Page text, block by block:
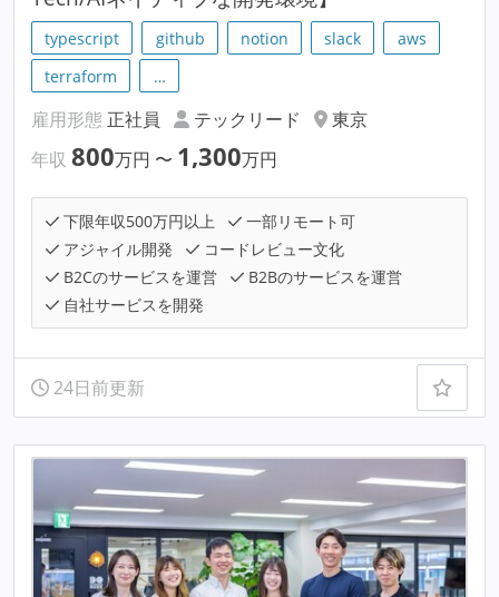
typescript github notion slack
aws
terraform
…
雇用形態 正社員 テックリード
東京
年収 800万円 〜 1,300万円
下限年収500万円以上
一部リモート可
アジャイル開発
コードレビュー文化
B2Cのサービスを運営
B2Bのサービスを運営
自社サービスを開発
24日前更新